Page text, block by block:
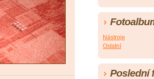
Nástroje
Ostatní
Poslední